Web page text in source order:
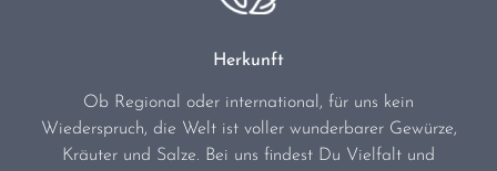
Herkunft
Ob Regional oder international, für uns kein
Wiederspruch, die Welt ist voller wunderbarer Gewürze,
Kräuter und Salze. Bei uns findest Du Vielfalt und